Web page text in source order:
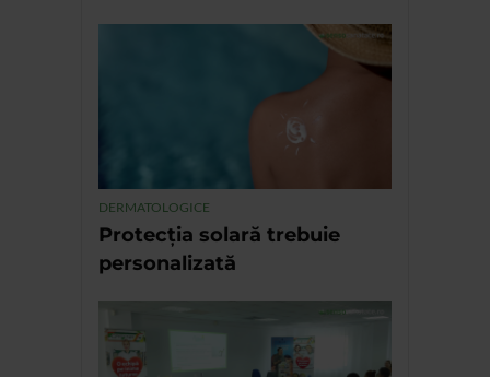
DERMATOLOGICE
Protecția solară trebuie
personalizată